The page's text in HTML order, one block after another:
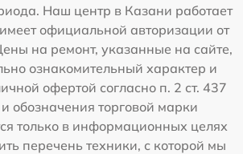
Наш центр в Казани работает
официальной авторизации от
на ремонт, указанные на сайте,
ознакомительный характер и
офертой согласно п. 2 ст. 437
обозначения торговой марки
только в информационных целях
перечень техники, с которой мы